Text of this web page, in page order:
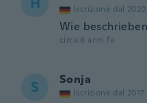
Iscrizione dal 2020
Wie
circa 6 anni fa
S Sonja
Iscrizione dal 2017